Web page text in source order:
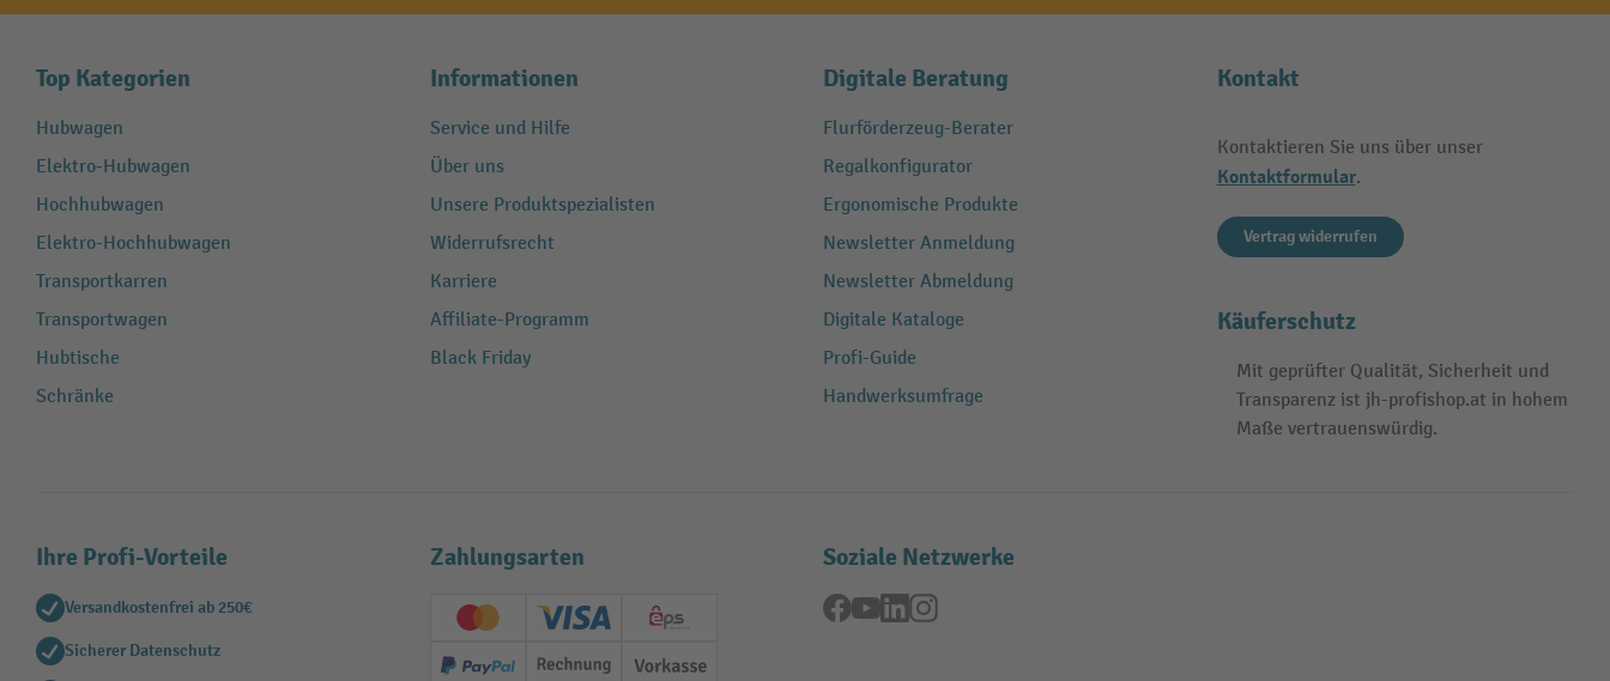
Top Kategorien
Hubwagen
Elektro-Hubwagen
Hochhubwagen
Elektro-Hochhubwagen
Transportkarren
Transportwagen
Hubtische
Schränke
Informationen
Service und Hilfe
Über uns
Unsere Produktspezialisten
Widerrufsrecht
Karriere
Affiliate-Programm
Black Friday
Digitale Beratung
Flurförderzeug-Berater
Regalkonfigurator
Ergonomische Produkte
Newsletter Anmeldung
Newsletter Abmeldung
Digitale Kataloge
Profi-Guide
Handwerksumfrage
Kontakt
Kontaktieren Sie uns über unser
Kontaktformular.
Vertrag widerrufen
Käuferschutz
Mit geprüfter Qualität, Sicherheit und
Transparenz ist jh-profishop.at in hohem
Maße vertrauenswürdig.
Ihre Profi-Vorteile
Versandkostenfrei ab 250€
Sicherer Datenschutz
Zahlungsarten
Creditcard (Master)Creditcard (Visa)
EPS
Soziale Netzwerke
Facebook
YouTubeLinkedInInstagram